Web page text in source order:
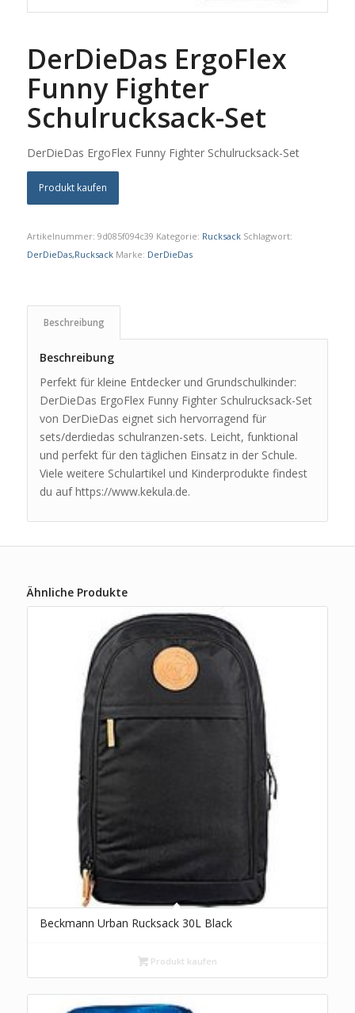
DerDieDas ErgoFlex
Funny Fighter
Schulrucksack-Set
DerDieDas ErgoFlex Funny Fighter Schulrucksack-Set
Produkt kaufen
Artikelnummer: 9d085f094c39 Kategorie: Rucksack Schlagwort:
DerDieDas,Rucksack Marke: DerDieDas
Beschreibung
Beschreibung
Perfekt für kleine Entdecker und Grundschulkinder:
DerDieDas ErgoFlex Funny Fighter Schulrucksack-Set
von DerDieDas eignet sich hervorragend für
sets/derdiedas schulranzen-sets. Leicht, funktional
und perfekt für den täglichen Einsatz in der Schule.
Viele weitere Schulartikel und Kinderprodukte findest
du auf https://www.kekula.de.
Ähnliche Produkte
Beckmann Urban Rucksack 30L Black
Produkt kaufen